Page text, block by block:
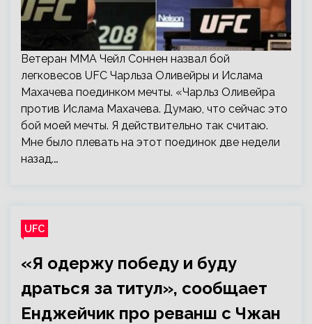
Ветеран ММА Чейл Соннен назвал бой
легковесов UFC Чарльза Оливейры и Ислама
Махачева поединком мечты. «Чарльз Оливейра
против Ислама Махачева. Думаю, что сейчас это
бой моей мечты. Я действительно так считаю.
Мне было плевать на этот поединок две недели
назад.…
UFC
«Я одержу победу и буду
драться за титул», сообщает
Енджейчик про реванш с Чжан